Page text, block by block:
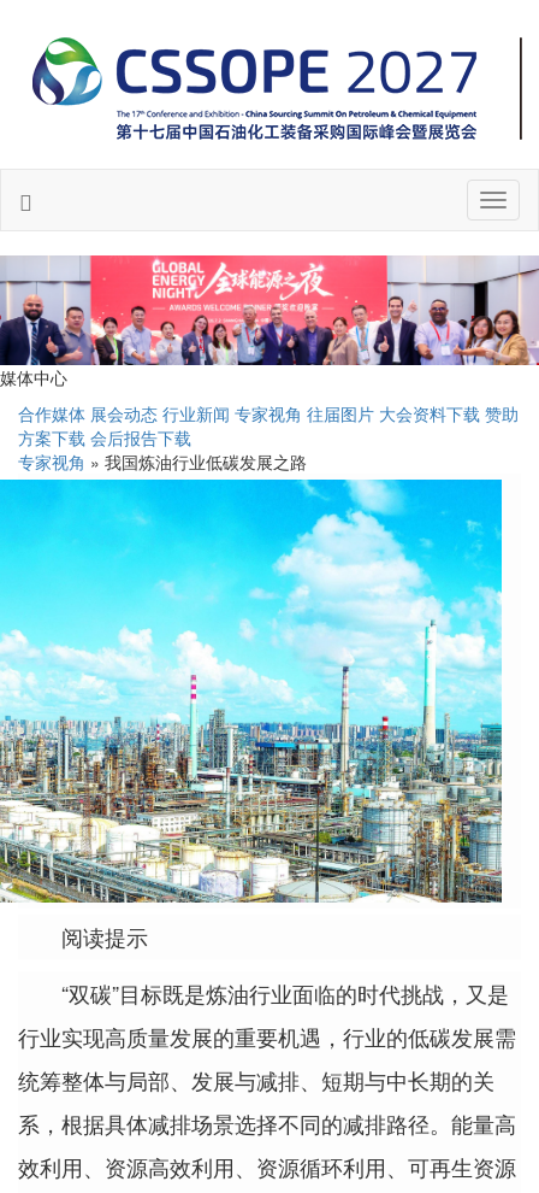
媒体中心
合作媒体 展会动态 行业新闻 专家视角 往届图片 大会资料下载 赞助
方案下载 会后报告下载
专家视角 » 我国炼油行业低碳发展之路
阅读提示
“双碳”目标既是炼油行业面临的时代挑战，又是
行业实现高质量发展的重要机遇，行业的低碳发展需
统筹整体与局部、发展与减排、短期与中长期的关
系，根据具体减排场景选择不同的减排路径。能量高
效利用、资源高效利用、资源循环利用、可再生资源